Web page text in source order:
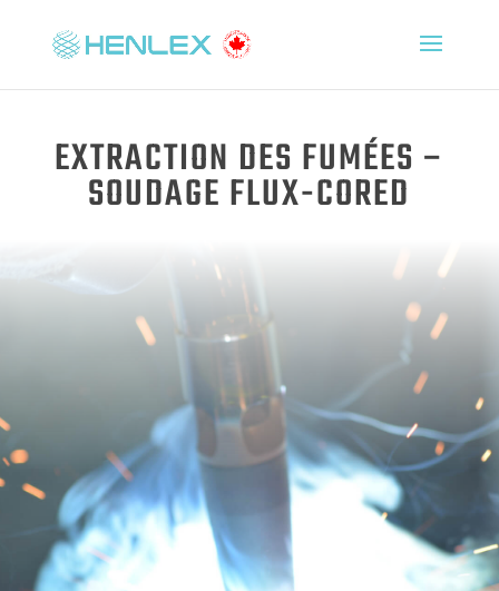
EXTRACTION DES FUMÉES –
SOUDAGE FLUX-CORED